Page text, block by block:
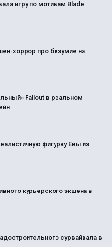
игру по мотивам Blade
хоррор про безумие на
Fallout в реальном
фигурку Евы из
курьерского экшена в
сурвайвала в